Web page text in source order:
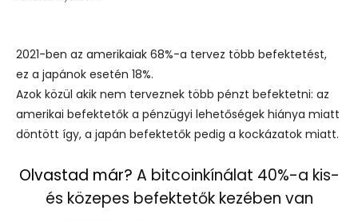
2021-ben az amerikaiak 68%-a tervez több befektetést,
ez a japánok esetén 18%.
Azok közül akik nem terveznek több pénzt befektetni: az
amerikai befektetők a pénzügyi lehetőségek hiánya miatt
döntött így, a japán befektetők pedig a kockázatok miatt.
Olvastad már? A bitcoinkínálat 40%-a kis-
és közepes befektetők kezében van